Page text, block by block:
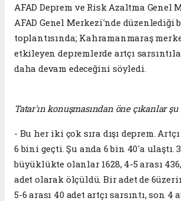
AFAD Deprem ve Risk Azaltma Genel
AFAD Genel Merkezi'nde düzenlediği
toplantısında; Kahramanmaraş
etkileyen depremlerde artçı
daha devam edeceğini söyledi.
Tatar'ın konuşmasından öne çıkanlar
- Bu her iki çok sıra dışı deprem. Artçı
6 bini geçti. Şu anda 6 bin 40'a ulaştı.
büyüklükte olanlar 1628, 4-5 arası
adet olarak ölçüldü. Bir adet de
5-6 arası 40 adet artçı sarsıntı, son 4